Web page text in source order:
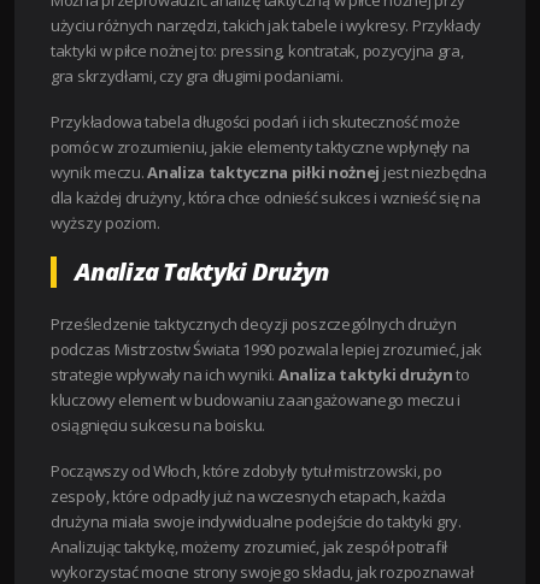
użyciu różnych narzędzi, takich jak tabele i wykresy. Przykłady
taktyki w piłce nożnej to: pressing, kontratak, pozycyjna gra,
gra skrzydłami, czy gra długimi podaniami.
Przykładowa tabela długości podań i ich skuteczność może
pomóc w zrozumieniu, jakie elementy taktyczne wpłynęły na
wynik meczu.Analiza taktyczna piłki nożnej jest niezbędna
dla każdej drużyny, która chce odnieść sukces i wznieść się na
wyższy poziom.
Analiza Taktyki Drużyn
Prześledzenie taktycznych decyzji poszczególnych drużyn
podczas Mistrzostw Świata 1990 pozwala lepiej zrozumieć, jak
strategie wpływały na ich wyniki. Analiza taktyki drużynto
kluczowy element w budowaniu zaangażowanego meczu i
osiągnięciu sukcesu na boisku.
Począwszy od Włoch, które zdobyły tytuł mistrzowski, po
zespoły, które odpadły już na wczesnych etapach, każda
drużyna miała swoje indywidualne podejście do taktyki gry.
Analizując taktykę, możemy zrozumieć, jak zespół potrafił
wykorzystać mocne strony swojego składu, jak rozpoznawał